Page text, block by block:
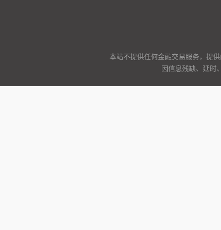
本站不提供任何金融交易服务，提
因信息残缺、延时